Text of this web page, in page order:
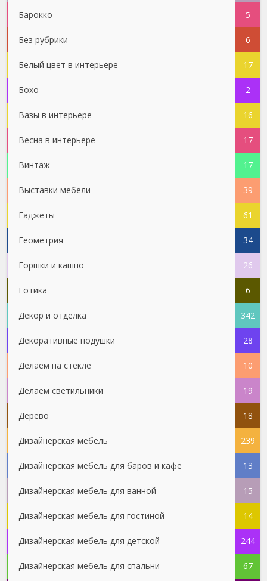
Барокко 5
Без рубрики 6
Белый цвет в интерьере 17
Бохо 2
Вазы в интерьере 16
Весна в интерьере 17
Винтаж 17
Выставки мебели 39
Гаджеты 61
Геометрия 34
Горшки и кашпо 26
Готика 6
Декор и отделка 342
Декоративные подушки 28
Делаем на стекле 10
Делаем светильники 19
Дерево 18
Дизайнерская мебель 239
Дизайнерская мебель для баров и кафе 13
Дизайнерская мебель для ванной 15
Дизайнерская мебель для гостиной 14
Дизайнерская мебель для детской 244
Дизайнерская мебель для спальни 67